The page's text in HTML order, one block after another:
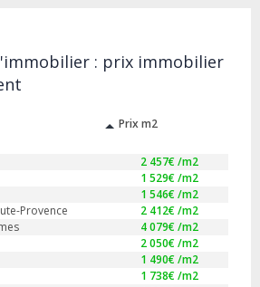
: prix immobilier
Prix m2
2 457€ /m2
1 529€ /m2
1 546€ /m2
Provence 2 412€ /m2
4 079€ /m2
2 050€ /m2
1 490€ /m2
1 738€ /m2